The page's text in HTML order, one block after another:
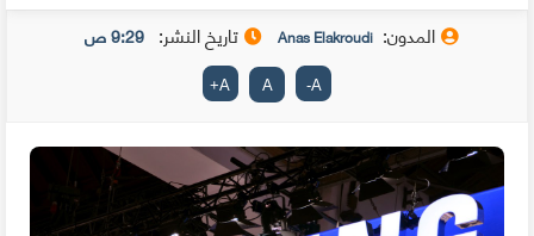
المدون: Anas Elakroudi تاريخ النشر: 9:29 ص
A
-
A
A
+